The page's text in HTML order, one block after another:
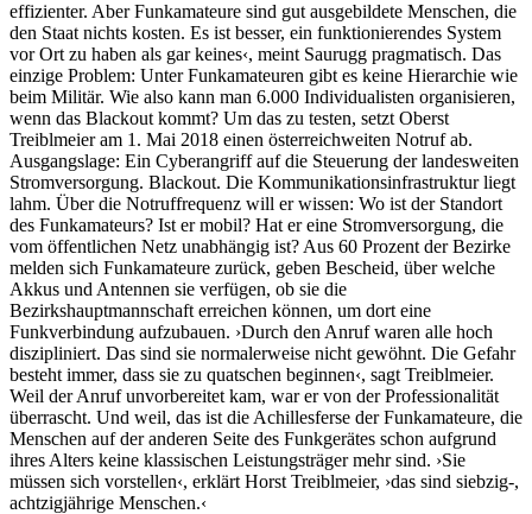
effizienter. Aber Funkamateure sind gut ausgebildete Menschen, die
den Staat nichts kosten. Es ist besser, ein funktionierendes System
vor Ort zu haben als gar keines‹, meint Saurugg pragmatisch. Das
einzige Problem: Unter Funkamateuren gibt es keine Hierarchie wie
beim Militär. Wie also kann man 6.000 Individualisten organisieren,
wenn das Blackout kommt? Um das zu testen, setzt Oberst
Treiblmeier am 1. Mai 2018 einen österreichweiten Notruf ab.
Ausgangslage: Ein Cyberangriff auf die Steuerung der landesweiten
Stromversorgung. Blackout. Die Kommunikationsinfrastruktur liegt
lahm. Über die Notruffrequenz will er wissen: Wo ist der Standort
des Funkamateurs? Ist er mobil? Hat er eine Stromversorgung, die
vom öffentlichen Netz unabhängig ist? Aus 60 Prozent der Bezirke
melden sich Funkamateure zurück, geben Bescheid, über welche
Akkus und Antennen sie verfügen, ob sie die
Bezirkshauptmannschaft erreichen können, um dort eine
Funkverbindung aufzubauen. ›Durch den Anruf waren alle hoch
diszipliniert. Das sind sie normalerweise nicht gewöhnt. Die Gefahr
besteht immer, dass sie zu quatschen beginnen‹, sagt Treiblmeier.
Weil der Anruf unvorbereitet kam, war er von der Professionalität
überrascht. Und weil, das ist die Achillesferse der Funkamateure, die
Menschen auf der anderen Seite des Funkgerätes schon aufgrund
ihres Alters keine klassischen Leistungsträger mehr sind. ›Sie
müssen sich vorstellen‹, erklärt Horst Treiblmeier, ›das sind siebzig-,
achtzigjährige Menschen.‹